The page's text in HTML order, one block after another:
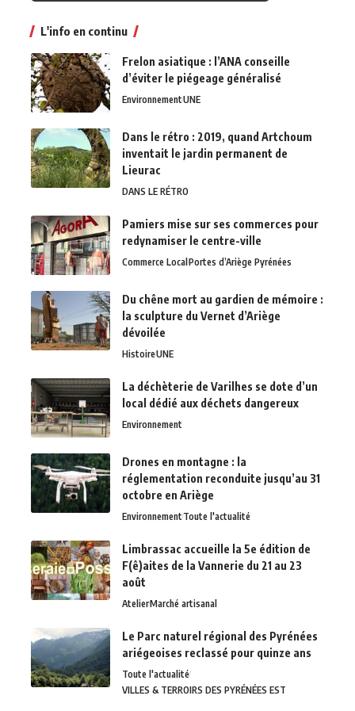
L'info en continu
Frelon asiatique : l’ANA conseille
d’éviter le piégeage généralisé
EnvironnementUNE
Dans le rétro : 2019, quand Artchoum
inventait le jardin permanent de
Lieurac
DANS LE RÉTRO
Pamiers mise sur ses commerces pour
redynamiser le centre-ville
Commerce LocalPortes d’Ariège Pyrénées
Du chêne mort au gardien de mémoire :
la sculpture du Vernet d’Ariège
dévoilée
HistoireUNE
La déchèterie de Varilhes se dote d’un
local dédié aux déchets dangereux
Environnement
Drones en montagne : la
réglementation reconduite jusqu’au 31
octobre en Ariège
EnvironnementToute l'actualité
Limbrassac accueille la 5e édition de
F(ê)aites de la Vannerie du 21 au 23
août
AtelierMarché artisanal
Le Parc naturel régional des Pyrénées
ariégeoises reclassé pour quinze ans
Toute l'actualité
VILLES & TERROIRS DES PYRÉNÉES EST